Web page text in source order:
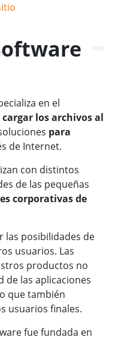
en el
cargar los archivos al
para
de Internet.
con distintos
de las pequeñas
corporativas de
las posibilidades de
usuarios. Las
productos no
las aplicaciones
que también
usuarios finales.
fue fundada en